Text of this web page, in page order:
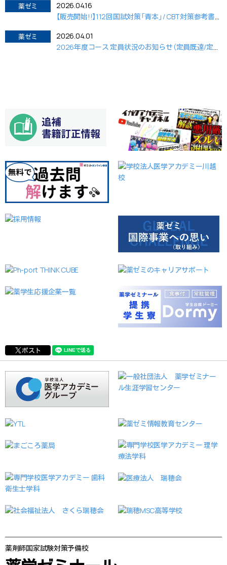
薬ゼミ
2026.04.16
【販売開始!!】112回国試対策「青本」/ CBT対策参考書&問題集
薬ゼミ
2026.04.01
2026年度コース 定員状況のお知らせ（定員既達/定員間近）
ポスト
薬剤師国家試験対策予備校